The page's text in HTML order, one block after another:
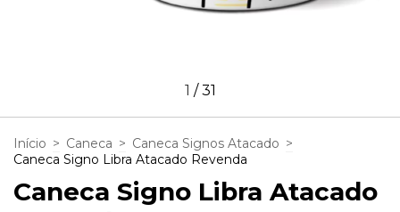
1 /31
Início > Caneca > Caneca Signos Atacado >
Caneca Signo Libra Atacado Revenda
Caneca Signo Libra Atacado